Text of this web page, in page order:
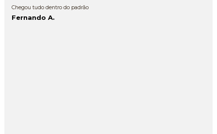
Chegou tudo dentro do padrão
Fernando A.